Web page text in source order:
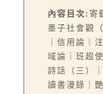
內容目次: 寄
墨子社會觀
｜信用論｜
域論｜班超
詩話（三）
讀書漫錄｜